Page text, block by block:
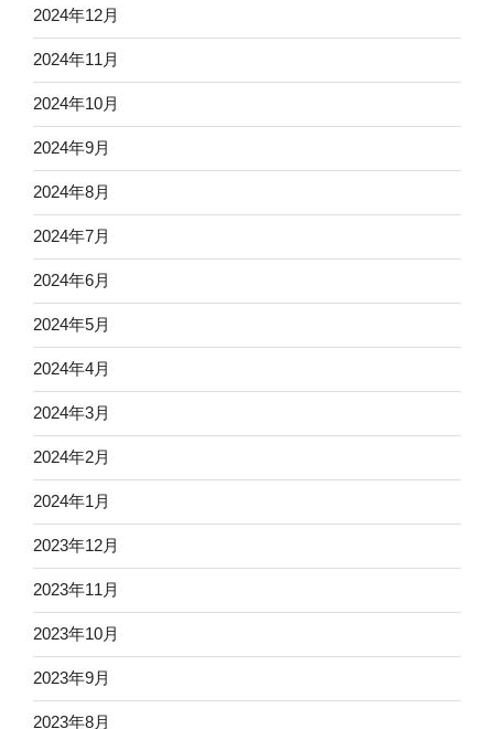
2024年12月
2024年11月
2024年10月
2024年9月
2024年8月
2024年7月
2024年6月
2024年5月
2024年4月
2024年3月
2024年2月
2024年1月
2023年12月
2023年11月
2023年10月
2023年9月
2023年8月